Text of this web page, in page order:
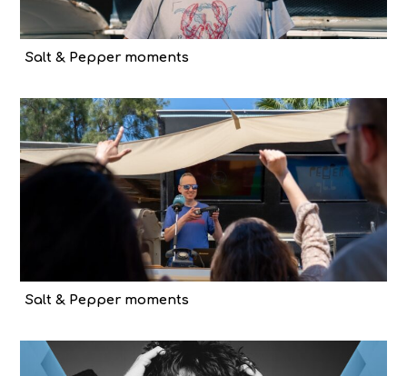
Salt & Pepper moments
Salt & Pepper moments